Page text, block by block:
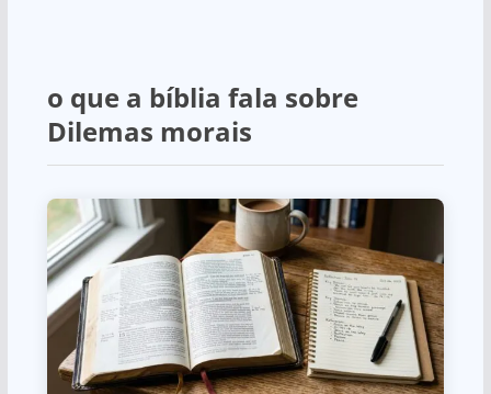
o que a bíblia fala sobre
Dilemas morais